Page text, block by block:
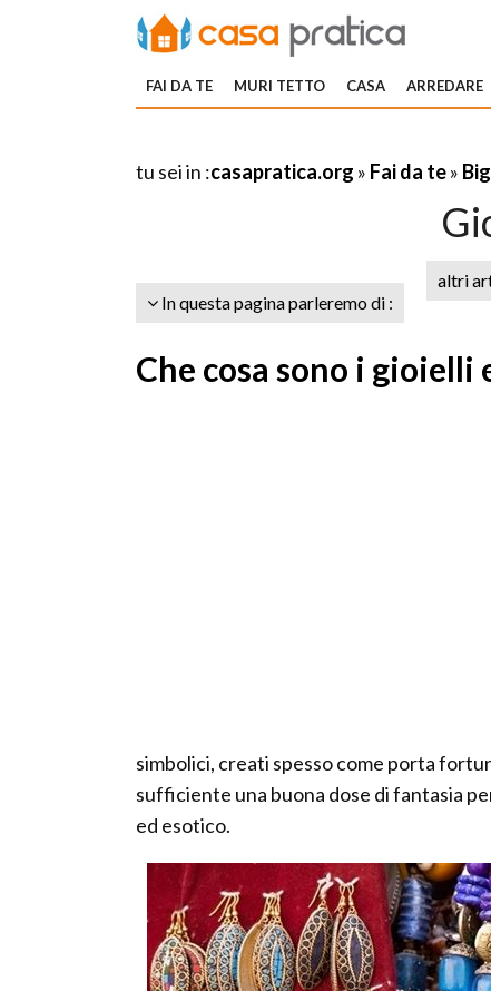
FAI DA TE MURI TETTO CASA ARREDARE
tu sei in :casapratica.org » Fai da te»
In questa pagina parleremo di :
altri
Che cosa sono i gioielli
simbolici, creati spesso come porta
sufficiente una buona dose di fantasia
ed esotico.